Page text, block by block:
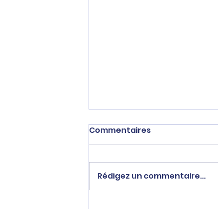
Sébastien Delogu se
Commentaires
Rédigez un commentaire...